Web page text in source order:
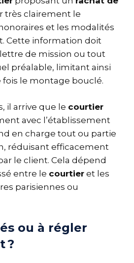
très clairement le
et les modalités
Cette information doit
de mission ou tout
préalable, limitant ainsi
fois le montage bouclé.
il arrive que le courtier
avec l’établissement
en charge tout ou partie
réduisant efficacement
le client. Cela dépend
entre le courtier et les
parisiennes ou
ou à régler
?